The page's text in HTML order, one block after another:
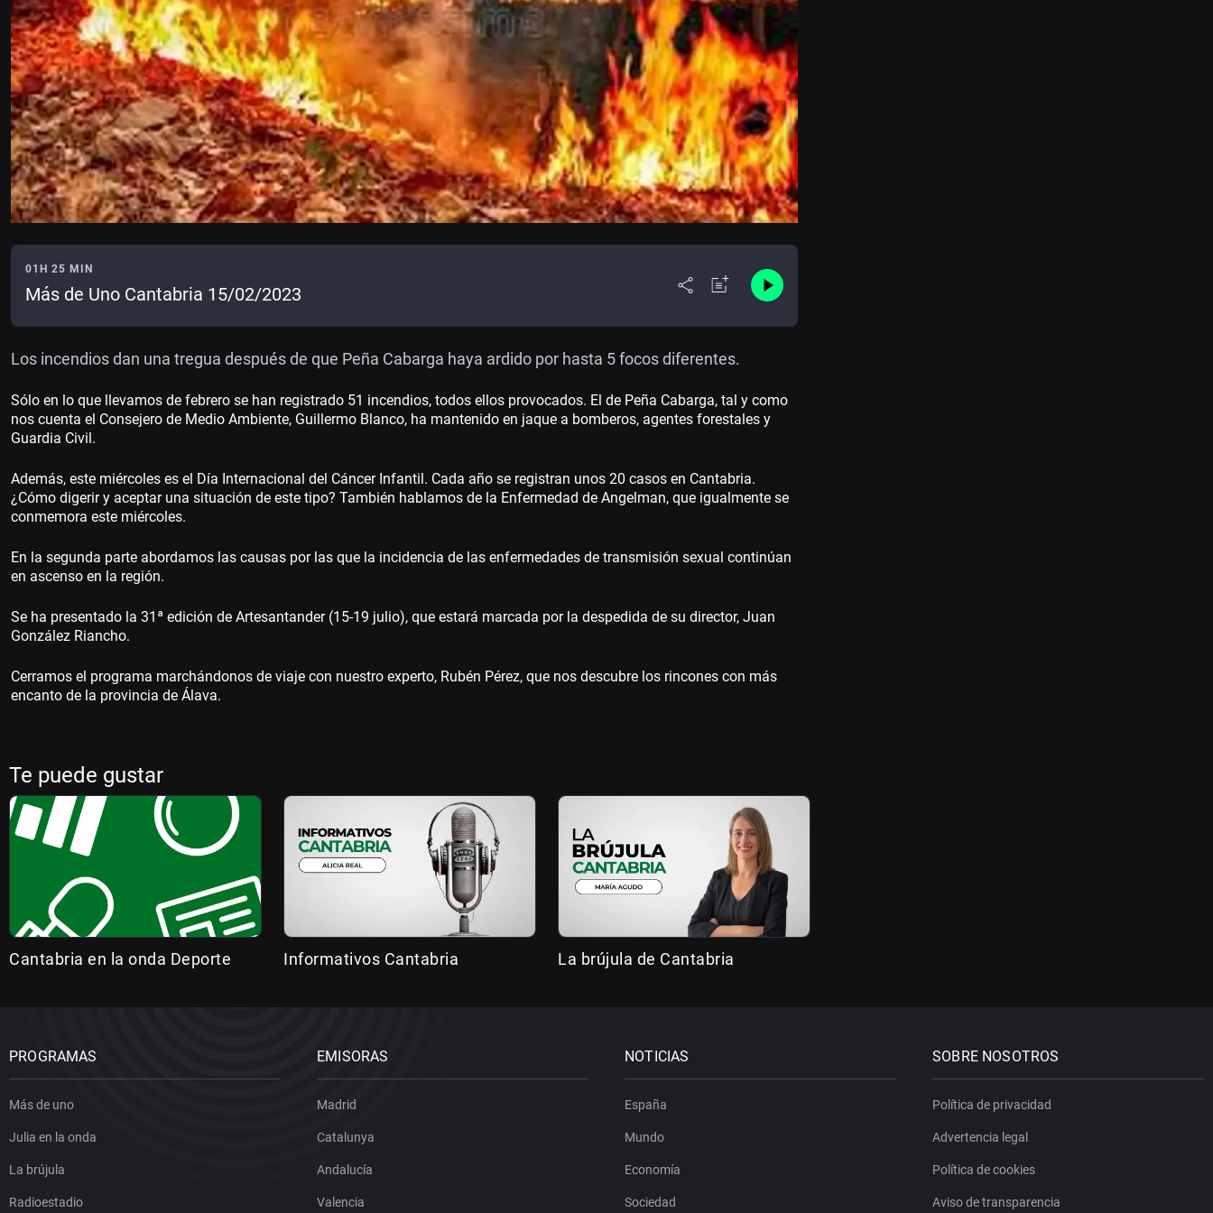
01H 25 MIN
Más de Uno Cantabria 15/02/2023
Los incendios dan una tregua después de que Peña Cabarga haya ardido por hasta 5 focos diferentes.
Sólo en lo que llevamos de febrero se han registrado 51 incendios, todos ellos provocados. El de Peña Cabarga, tal y como
nos cuenta el Consejero de Medio Ambiente, Guillermo Blanco, ha mantenido en jaque a bomberos, agentes forestales y
Guardia Civil.
Además, este miércoles es el Día Internacional del Cáncer Infantil. Cada año se registran unos 20 casos en Cantabria.
¿Cómo digerir y aceptar una situación de este tipo? También hablamos de la Enfermedad de Angelman, que igualmente se
conmemora este miércoles.
En la segunda parte abordamos las causas por las que la incidencia de las enfermedades de transmisión sexual continúan
en ascenso en la región.
Se ha presentado la 31ª edición de Artesantander (15-19 julio), que estará marcada por la despedida de su director, Juan
González Riancho.
Cerramos el programa marchándonos de viaje con nuestro experto, Rubén Pérez, que nos descubre los rincones con más
encanto de la provincia de Álava.
Te puede gustar
Cantabria en la onda Deporte Informativos Cantabria La brújula de Cantabria
PROGRAMAS
Más de uno
Julia en la onda
La brújula
Radioestadio
EMISORAS
Madrid
Catalunya
Andalucía
Valencia
NOTICIAS
España
Mundo
Economía
Sociedad
SOBRE NOSOTROS
Política de privacidad
Advertencia legal
Política de cookies
Aviso de transparencia